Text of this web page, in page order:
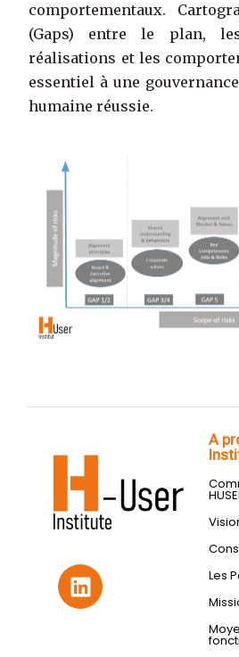
comportementaux.
(Gaps) entre le plan,
réalisations et les
essentiel à une
humaine réussie.
A
Les